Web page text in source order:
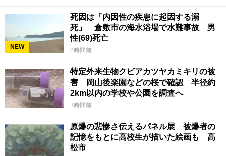
NEW
死因は「内因性の疾患に起因する溺
死」 倉敷市の海水浴場で水難事故 男
性(69)死亡
2時間前
特定外来生物クビアカツヤカミキリの被
害 岡山後楽園などの桜で確認 半径約
2km以内の学校や公園を調査へ
3時間前
原爆の悲惨さ伝えるパネル展 被爆者の
記憶をもとに高校生が描いた絵画も 高
松市